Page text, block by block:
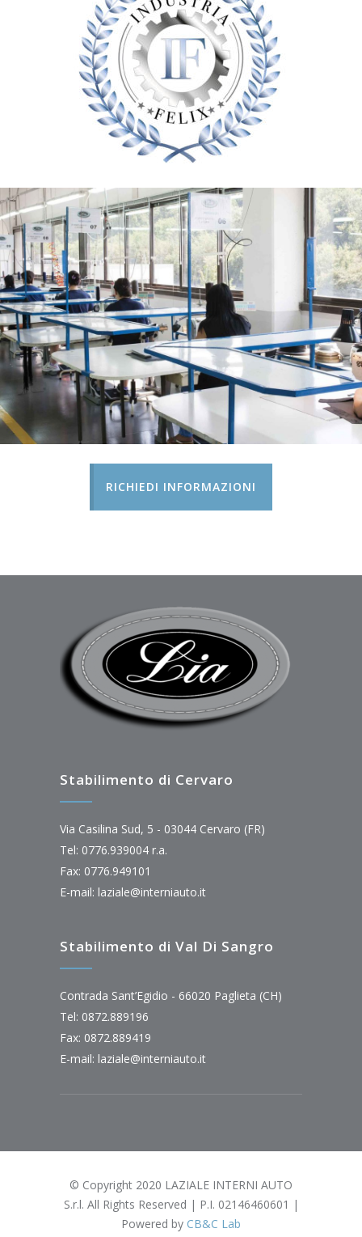
RICHIEDI INFORMAZIONI
Stabilimento di Cervaro
Via Casilina Sud, 5 - 03044 Cervaro (FR)
Tel: 0776.939004 r.a.
Fax: 0776.949101
E-mail: laziale@interniauto.it
Stabilimento di Val Di Sangro
Contrada Sant’Egidio - 66020 Paglieta (CH)
Tel: 0872.889196
Fax: 0872.889419
E-mail: laziale@interniauto.it
© Copyright 2020 LAZIALE INTERNI AUTO
S.r.l. All Rights Reserved | P.I. 02146460601 |
Powered by CB&C Lab